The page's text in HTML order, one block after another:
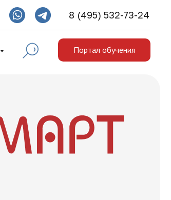
8 (495) 532-73-24
Портал обучения